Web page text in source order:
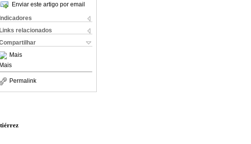
Enviar este artigo por email
Indicadores
Links relacionados
Mais
Mais
Permalink